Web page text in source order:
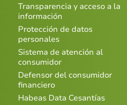
Transparencia y acceso a la
información
Protección de datos
personales
Sistema de atención al
consumidor
Defensor del consumidor
financiero
Habeas Data Cesantías